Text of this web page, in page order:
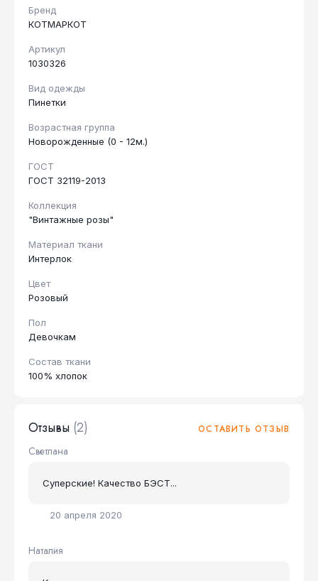
Бренд
КОТМАРКОТ
Артикул
1030326
Вид одежды
Пинетки
Возрастная группа
Новорожденные (0 - 12м.)
ГОСТ
ГОСТ 32119-2013
Коллекция
"Винтажные розы"
Материал ткани
Интерлок
Цвет
Розовый
Пол
Девочкам
Состав ткани
100% хлопок
Отзывы (2) ОСТАВИТЬ ОТЗЫВ
Светлана
20 апреля 2020
Суперские! Качество БЭСТ...
Наталия